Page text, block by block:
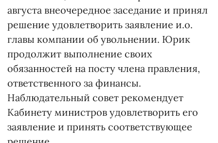
августа внеочередное заседание и принял
решение удовлетворить заявление и.о.
главы компании об увольнении. Юрик
продолжит выполнение своих
обязанностей на посту члена правления,
ответственного за финансы.
Наблюдательный совет рекомендует
Кабинету министров удовлетворить его
заявление и принять соответствующее